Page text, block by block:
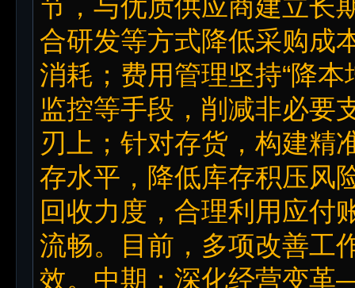
合研发等方式降低采购成
消耗；费用管理坚持“降
监控等手段，削减非必要
刃上；针对存货，构建精
存水平，降低库存积压风
回收力度，合理利用应付
流畅。目前，多项改善工
效。中期：深化经营变